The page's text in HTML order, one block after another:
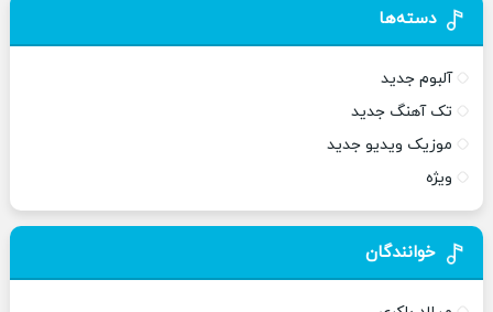
دسته‌ها
آلبوم جدید
تک آهنگ جدید
موزیک ویدیو جدید
ویژه
خوانندگان